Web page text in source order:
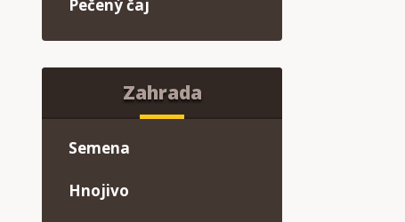
Pečený čaj
Zahrada
Semena
Hnojivo